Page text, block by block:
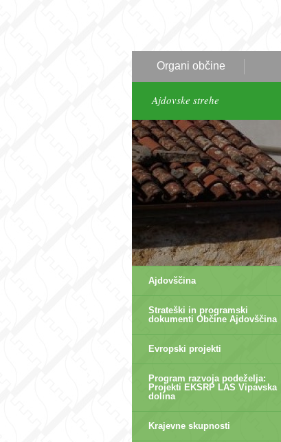
Organi občine
Ajdovske strehe
Ajdovščina
Strateški in programski
dokumenti Občine Ajdovščina
Evropski projekti
Program razvoja podeželja:
Projekti EKSRP LAS Vipavska
dolina
Krajevne skupnosti